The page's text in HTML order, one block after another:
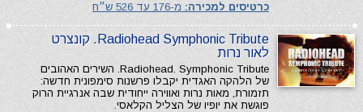
כרטיסים למכירה: מ-176 עד 526 ש״ח
Radiohead Symphonic Tribute. קונצרט
לאור נרות
Radiohead. Symphonic Tribute. השירים האהובים
של הלהקה האגדית יקבלו פרשנות סימפונית חדשה:
תזמורת, מאות נרות ואווירה ייחודית שבה אנרגיית הרוק
פוגשת את יופיו של הצליל הקלאסי.